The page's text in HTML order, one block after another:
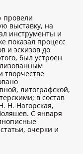
провели
выставку, на
инструменты и
показал процесс
и эскизов до
был устроен
творчестве
литографской,
в состав
Н. Нагорская,
С января
очерки и